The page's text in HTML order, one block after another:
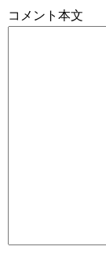
コメント本文